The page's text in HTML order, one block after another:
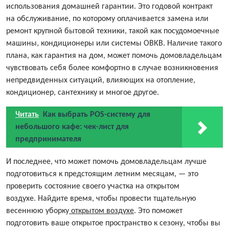
использования домашней гарантии. Это годовой контракт
на обслуживание, по которому оплачивается замена или
ремонт крупной бытовой техники, такой как посудомоечные
машины, кондиционеры или системы ОВКВ. Наличие такого
плана, как гарантия на дом, может помочь домовладельцам
чувствовать себя более комфортно в случае возникновения
непредвиденных ситуаций, влияющих на отопление,
кондиционер, сантехнику и многое другое.
Читать
Как выбрать POS-систему для
небольшого кафе: чек-лист для
предпринимателя
И последнее, что может помочь домовладельцам лучше
подготовиться к предстоящим летним месяцам, — это
проверить состояние своего участка на открытом
воздухе. Найдите время, чтобы провести тщательную
весеннюю уборку открытом воздухе. Это поможет
подготовить ваше открытое пространство к сезону, чтобы вы